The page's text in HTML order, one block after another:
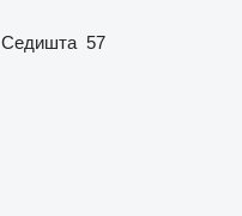
Седишта 57